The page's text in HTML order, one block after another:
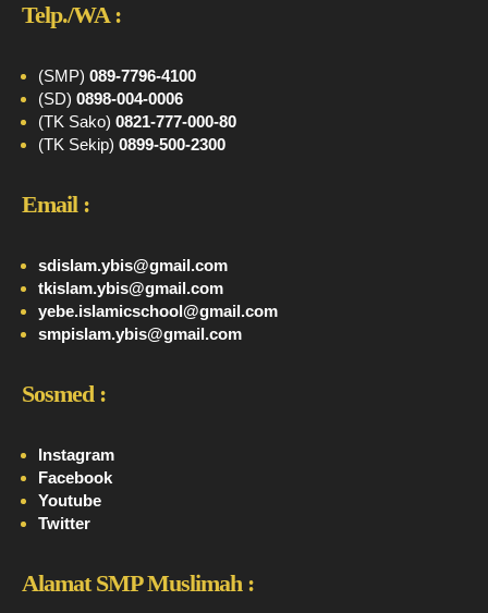
Telp./WA :
(SMP) 089-7796-4100
(SD) 0898-004-0006
(TK Sako) 0821-777-000-80
(TK Sekip) 0899-500-2300
Email :
sdislam.ybis@gmail.com
tkislam.ybis@gmail.com
yebe.islamicschool@gmail.com
smpislam.ybis@gmail.com
Sosmed :
Instagram
Facebook
Youtube
Twitter
Alamat SMP Muslimah :